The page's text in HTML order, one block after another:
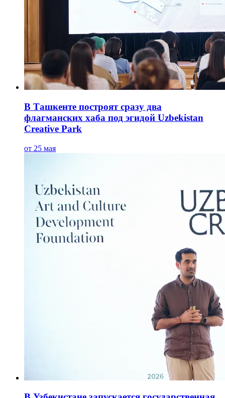
В Ташкенте построят сразу два
флагманских хаба под эгидой Uzbekistan
Creative Park
от 25 мая